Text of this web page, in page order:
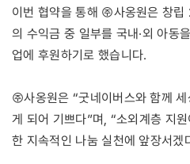
이번 협약을 통해 ㈜사옹원은 창
의 수익금 중 일부를 국내·외 아동
업에 후원하기로 했습니다.
㈜사옹원은 “굿네이버스와 함께
게 되어 기쁘다”며, “소외계층 지
한 지속적인 나눔 실천에 앞장서겠